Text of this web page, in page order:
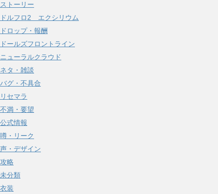
ストーリー
ドルフロ2 エクシリウム
ドロップ・報酬
ドールズフロントライン
ニューラルクラウド
ネタ・雑談
バグ・不具合
リセマラ
不満・要望
公式情報
噂・リーク
声・デザイン
攻略
未分類
衣装